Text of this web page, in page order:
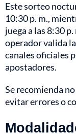
Este sorteo
10:30 p. m.,
juega a las 8:30
operador valida
canales oficiales
apostadores.
Se recomienda
evitar errores o